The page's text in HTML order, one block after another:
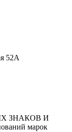
52А
ЗНАКОВ И
марок